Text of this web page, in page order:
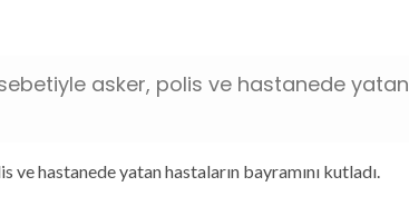
asker, polis ve hastanede yatan
hastanede yatan hastaların bayramını kutladı.